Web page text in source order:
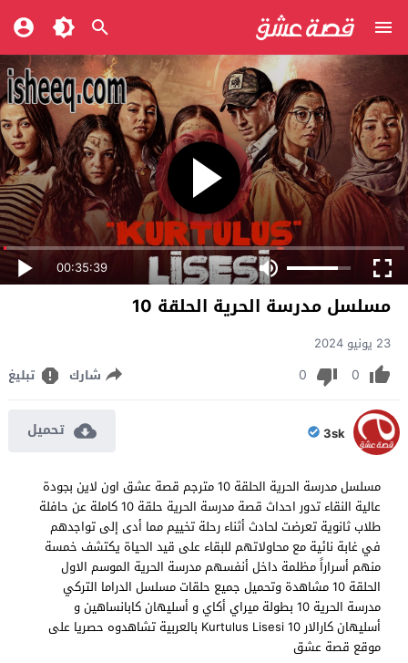
00:35:39
مسلسل مدرسة الحرية الحلقة 10
23 يونيو 2024
0
0 شارك تبليغ
3sk تحميل
مسلسل مدرسة الحرية الحلقة 10 مترجم قصة عشق اون لاين بجودة
عالية النقاء تدور احداث قصة مدرسة الحرية حلقة 10 كاملة عن حافلة
طلاب ثانوية تعرضت لحادث أثناء رحلة تخييم مما أدى إلى تواجدهم
في غابة نائية مع محاولاتهم للبقاء على قيد الحياة يكتشف خمسة
منهم أسراراً مظلمة داخل أنفسهم مدرسة الحرية الموسم الاول
الحلقة 10 مشاهدة وتحميل جميع حلقات مسلسل الدراما التركي
مدرسة الحرية 10 بطولة ميراي أكاي و أسليهان كابانساهين و
أسليهان كارالار Kurtulus Lisesi 10 بالعربية تشاهدوه حصريا على
موقع قصة عشق